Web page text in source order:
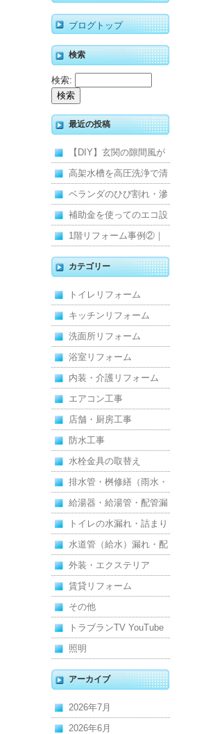
ブログトップ
検索
検索:
最近の投稿
【DIY】玄関の隙間風が
寒くて断熱ドアに交換し
ました
高架水槽を高圧洗浄で清
掃！衛生的な給水環境を
維持｜施工事例
ベランダのひび割れ・滲
みを解消！賃貸マンショ
ン防水工事
補助金を使ってのエコ設
備住宅リフォーム
1階リフォーム事例②｜
キッチン・床・収納を一
新し、扉新設で動線を整
えた全面改修
カテゴリー
トイレリフォーム
キッチンリフォーム
洗面所リフォーム
浴室リフォーム
内装・介護リフォーム
エアコン工事
店舗・厨房工事
防水工事
水栓金具の取替え
排水管・桝修繕（雨水・
汚水）
給湯器・給湯管・配管漏
れ
トイレの水漏れ・詰まり
水道管（給水）漏れ・配
管
外装・エクステリア
賃貸リフォーム
その他
トラブランTV YouTube
照明
アーカイブ
2026年7月
2026年6月